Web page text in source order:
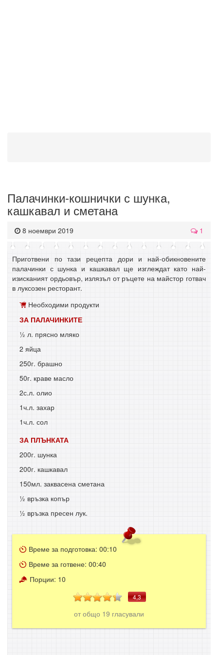
Палачинки-кошнички с шунка,
кашкавал и сметана
8 ноември 2019 1
Приготвени по тази рецепта дори и най-обикновените
палачинки с шунка и кашкавал ще изглеждат като най-
изисканият ордьовър, излязъл от ръцете на майстор готвач
в луксозен ресторант.
Необходими продукти
ЗА ПАЛАЧИНКИТЕ
½ л. прясно мляко
2 яйца
250г. брашно
50г. краве масло
2с.л. олио
1ч.л. захар
1ч.л. сол
ЗА ПЛЪНКАТА
200г. шунка
200г. кашкавал
150мл. заквасена сметана
½ връзка копър
½ връзка пресен лук.
Време за подготовка: 00:10
Време за готвене: 00:40
Порции: 10
4,3
от общо 19 гласували